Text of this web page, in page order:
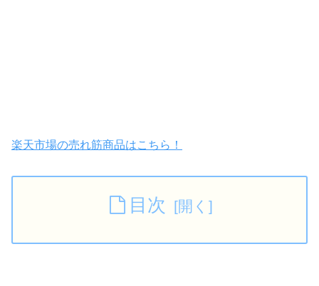
楽天市場の売れ筋商品はこちら！
目次